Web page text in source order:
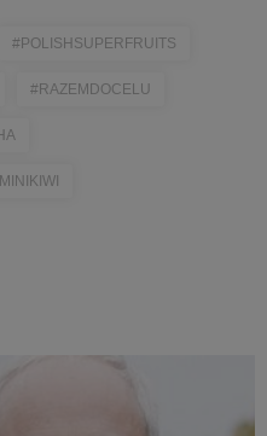
#POLISHSUPERFRUITS
#RAZEMDOCELU